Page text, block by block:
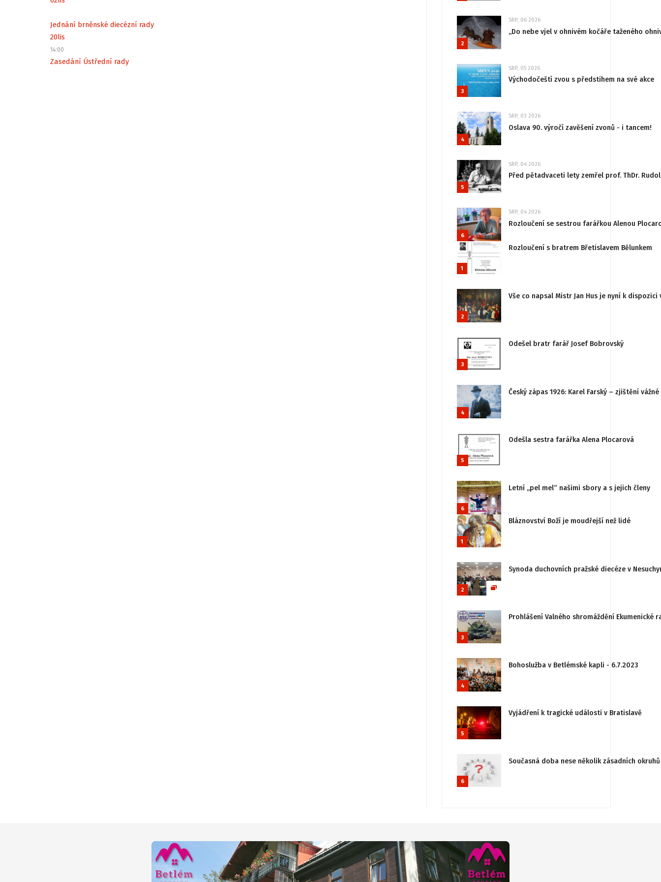
Jednání brněnské diecézní rady
20lis
14:00
Zasedání Ústřední rady
2
SRP, 06 2026
„Do nebe vjel v ohnivém kočáře taženého
3
SRP, 05 2026
Východočeští zvou s předstihem na své akce
4
SRP, 03 2026
Oslava 90. výročí zavěšení zvonů - i tancem!
5
SRP, 04 2026
Před pětadvaceti lety zemřel prof. ThDr.
6
SRP, 04 2026
Rozloučení se sestrou farářkou Alenou
1
Rozloučení s bratrem Břetislavem Bělunkem
2
Vše co napsal Mistr Jan Hus je nyní k
3
Odešel bratr farář Josef Bobrovský
4
Český zápas 1926: Karel Farský – zjištění
5
Odešla sestra farářka Alena Plocarová
6
Letní „pel mel“ našimi sbory a s jejich členy
1
Bláznovství Boží je moudřejší než lidé
2
Synoda duchovních pražské diecéze v
3
Prohlášení Valného shromáždění
4
Bohoslužba v Betlémské kapli - 6.7.2023
5
Vyjádření k tragické události v Bratislavě
6
Současná doba nese několik zásadních